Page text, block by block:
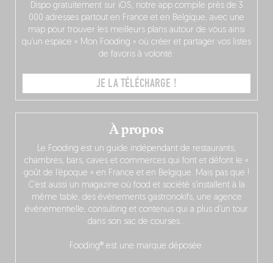
À propos
Le Fooding est un guide indépendant de restaurants,
chambres, bars, caves et commerces qui font et défont le «
goût de l’époque » en France et en Belgique. Mais pas que !
C’est aussi un magazine où food et société s’installent à la
même table, des événements gastronokifs, une agence
événementielle, consulting et contenus qui a plus d’un tour
dans son sac de courses…
Fooding® est une marque déposée.
Dispo gratuitement sur iOS, notre app compile près de 3
000 adresses partout en France et en Belgique, avec une
map pour trouver les meilleurs plans autour de vous ainsi
qu’un espace « Mon Fooding » où créer et partager vos listes
de favoris à volonté.
JE LA TÉLÉCHARGE !